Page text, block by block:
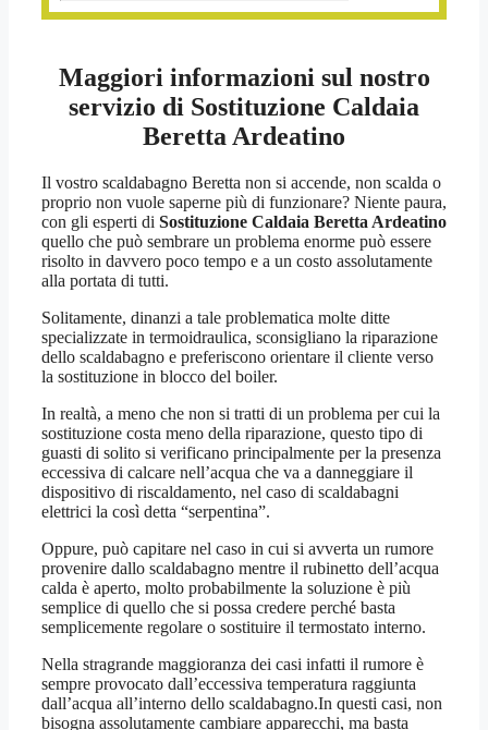
Maggiori informazioni sul nostro
servizio di Sostituzione Caldaia
Beretta Ardeatino
Il vostro scaldabagno Beretta non si accende, non scalda o
proprio non vuole saperne più di funzionare? Niente paura,
con gli esperti di Sostituzione Caldaia Beretta Ardeatino
quello che può sembrare un problema enorme può essere
risolto in davvero poco tempo e a un costo assolutamente
alla portata di tutti.
Solitamente, dinanzi a tale problematica molte ditte
specializzate in termoidraulica, sconsigliano la riparazione
dello scaldabagno e preferiscono orientare il cliente verso
la sostituzione in blocco del boiler.
In realtà, a meno che non si tratti di un problema per cui la
sostituzione costa meno della riparazione, questo tipo di
guasti di solito si verificano principalmente per la presenza
eccessiva di calcare nell’acqua che va a danneggiare il
dispositivo di riscaldamento, nel caso di scaldabagni
elettrici la così detta “serpentina”.
Oppure, può capitare nel caso in cui si avverta un rumore
provenire dallo scaldabagno mentre il rubinetto dell’acqua
calda è aperto, molto probabilmente la soluzione è più
semplice di quello che si possa credere perché basta
semplicemente regolare o sostituire il termostato interno.
Nella stragrande maggioranza dei casi infatti il rumore è
sempre provocato dall’eccessiva temperatura raggiunta
dall’acqua all’interno dello scaldabagno.In questi casi, non
bisogna assolutamente cambiare apparecchi, ma basta